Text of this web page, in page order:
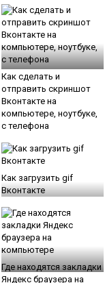
Как сделать и
отправить скриншот
Вконтакте на
компьютере, ноутбуке,
с телефона
Как загрузить gif
Вконтакте
Где находятся закладки
Яндекс браузера на